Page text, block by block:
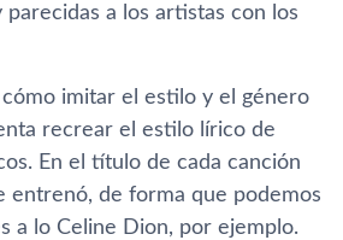
parecidas a los artistas con los
imitar el estilo y el género
recrear el estilo lírico de
En el título de cada canción
entrenó, de forma que podemos
a lo Celine Dion, por ejemplo.